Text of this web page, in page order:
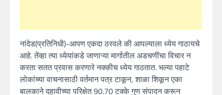
नांदेड(प्रतिनिधी)-आपण एकदा ठरवले की आपल्याला ध्येय गाठायचे
आहे. तेंव्हा त्या ध्येयांकडे जाणाऱ्या मार्गातील अडचणींचा विचार न
करता सतत प्रवास करणारे नक्कीच ध्येय गाठतात. भल्या पहाटे
लोकांच्या वाचनासाठी वर्तमान पत्र टाकून, शाळा शिकून एका
बालकाने दहावीच्या परिक्षेत 90.70 टक्के गुण संपादन करून